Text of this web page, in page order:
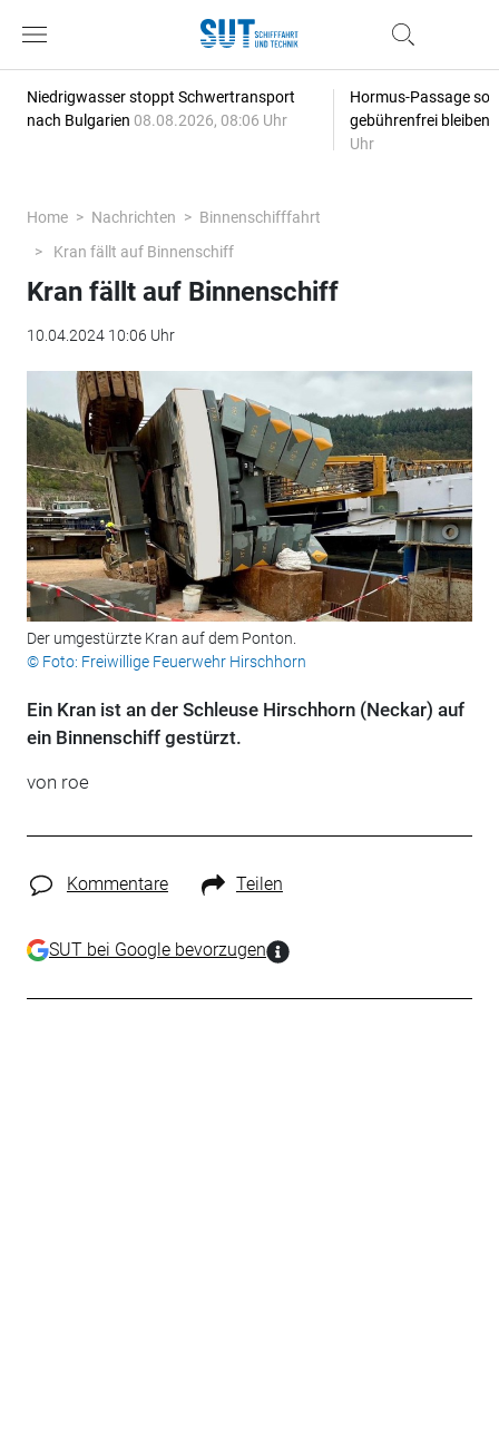
Niedrigwasser stoppt Schwertransport
nach Bulgarien 08.08.2026, 08:06 Uhr
Hormus-Passage
gebührenfrei bleiben
Uhr
Home Nachrichten
Binnenschifffahrt
Kran fällt auf Binnenschiff
Kran fällt auf Binnenschiff
10.04.2024 10:06 Uhr
Der umgestürzte Kran auf dem Ponton.
© Foto: Freiwillige Feuerwehr Hirschhorn
Ein Kran ist an der Schleuse Hirschhorn (Neckar) auf
ein Binnenschiff gestürzt.
von roe
Kommentare Teilen
SUT bei Google bevorzugen